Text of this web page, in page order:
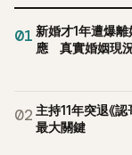
01 新婚才1年遭爆離
應 真實婚姻現
02 主持11年突退《
最大關鍵